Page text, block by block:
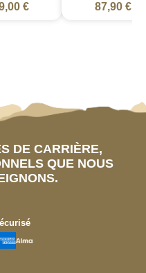
€ 87,90 €
DE CARRIÈRE,
QUE NOUS